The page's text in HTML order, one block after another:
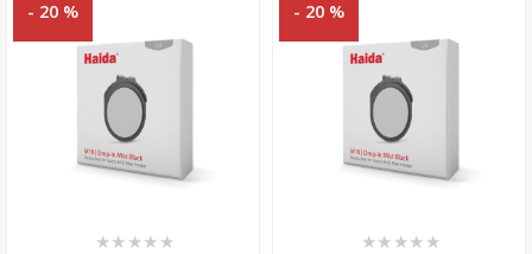
- 20 %
★★ ★★ ★
- 20 %
★★ ★★ ★